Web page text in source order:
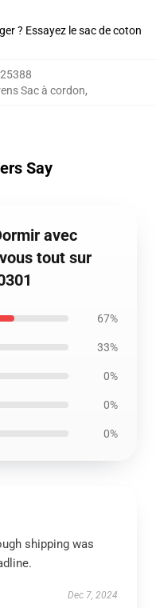
? Essayez le sac de coton
Sac à cordon,
Say
avec
tout sur
67%
33%
0%
0%
0%
shipping was
Dec 7, 2024